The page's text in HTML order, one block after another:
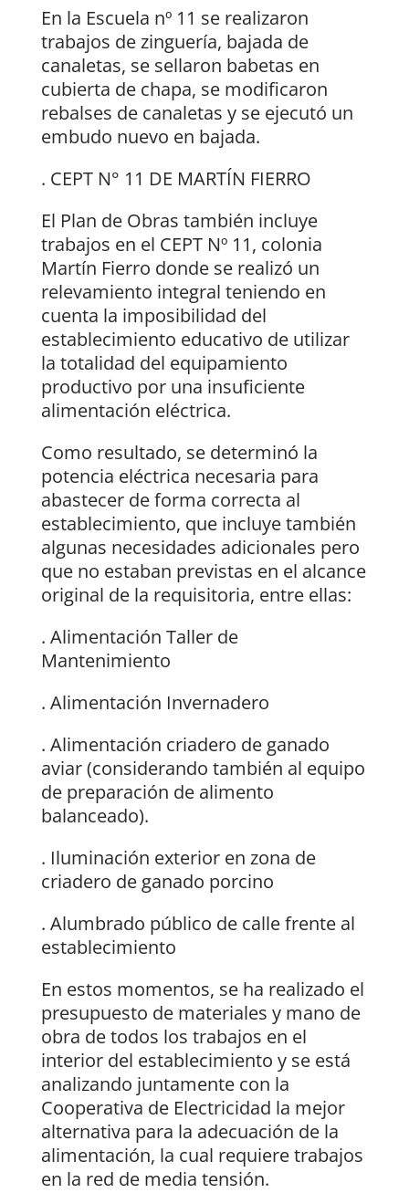
En la Escuela nº 11 se realizaron
trabajos de zinguería, bajada de
canaletas, se sellaron babetas en
cubierta de chapa, se modificaron
rebalses de canaletas y se ejecutó un
embudo nuevo en bajada.
. CEPT N° 11 DE MARTÍN FIERRO
El Plan de Obras también incluye
trabajos en el CEPT Nº 11, colonia
Martín Fierro donde se realizó un
relevamiento integral teniendo en
cuenta la imposibilidad del
establecimiento educativo de utilizar
la totalidad del equipamiento
productivo por una insuficiente
alimentación eléctrica.
Como resultado, se determinó la
potencia eléctrica necesaria para
abastecer de forma correcta al
establecimiento, que incluye también
algunas necesidades adicionales pero
que no estaban previstas en el alcance
original de la requisitoria, entre ellas:
. Alimentación Taller de
Mantenimiento
. Alimentación Invernadero
. Alimentación criadero de ganado
aviar (considerando también al equipo
de preparación de alimento
balanceado).
. Iluminación exterior en zona de
criadero de ganado porcino
. Alumbrado público de calle frente al
establecimiento
En estos momentos, se ha realizado el
presupuesto de materiales y mano de
obra de todos los trabajos en el
interior del establecimiento y se está
analizando juntamente con la
Cooperativa de Electricidad la mejor
alternativa para la adecuación de la
alimentación, la cual requiere trabajos
en la red de media tensión.